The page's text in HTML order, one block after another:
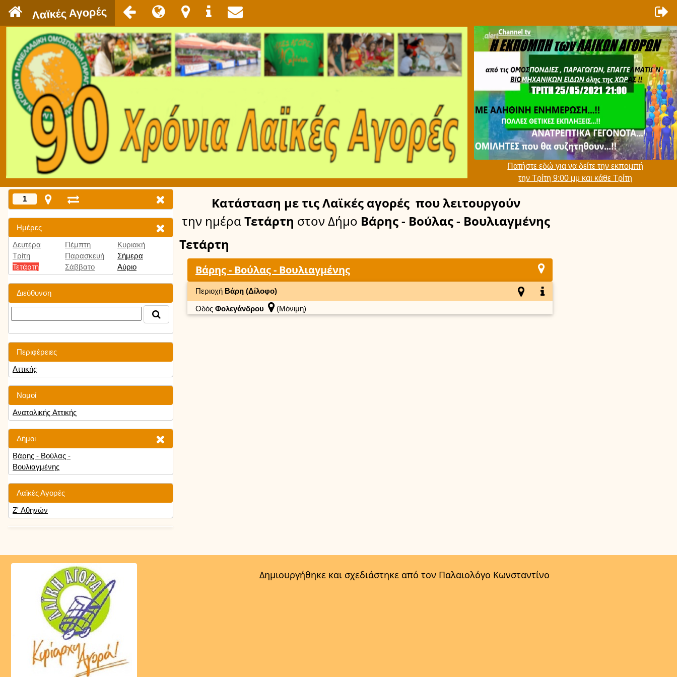
Λαϊκές Αγορές
Πατήστε εδώ για να δείτε την εκπομπή
την Τρίτη 9:00 μμ και κάθε Τρίτη
1
Ημέρες
Δευτέρα
Τρίτη
Τετάρτη
Πέμπτη
Παρασκευή
Σάββατο
Κυριακή
Σήμερα
Αύριο
Διεύθυνση
Περιφέρειες
Αττικής
Νομοί
Ανατολικής Αττικής
Δήμοι
Βάρης - Βούλας -
Βουλιαγμένης
Λαϊκές Αγορές
Ζ' Αθηνών
Κατάσταση με τις Λαϊκές αγορές που λειτουργούν
την ημέραΤετάρτη στον Δήμο Βάρης - Βούλας - Βουλιαγμένης
Τετάρτη
Βάρης - Βούλας - Βουλιαγμένης
Περιοχή Βάρη (Δίλοφο)
Οδός Φολεγάνδρου (Μόνιμη)
Δημιουργήθηκε και σχεδιάστηκε από τον Παλαιολόγο Κωνσταντίνο